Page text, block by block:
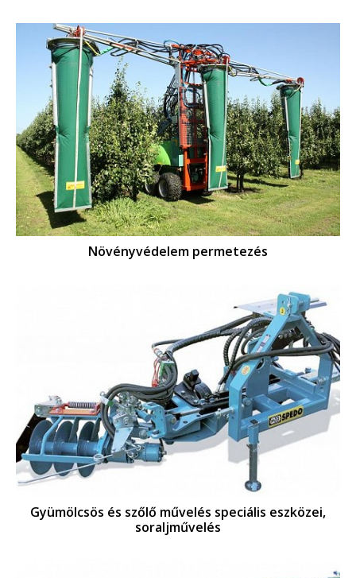
Növényvédelem permetezés
Gyümölcsös és szőlő művelés speciális eszközei,
soraljművelés